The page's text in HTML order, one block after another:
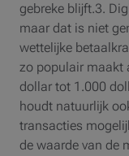
gebreke blijft.3.
maar dat is niet
wettelijke
zo populair maakt
dollar tot 1.000
houdt natuurlijk
transacties
de waarde van de